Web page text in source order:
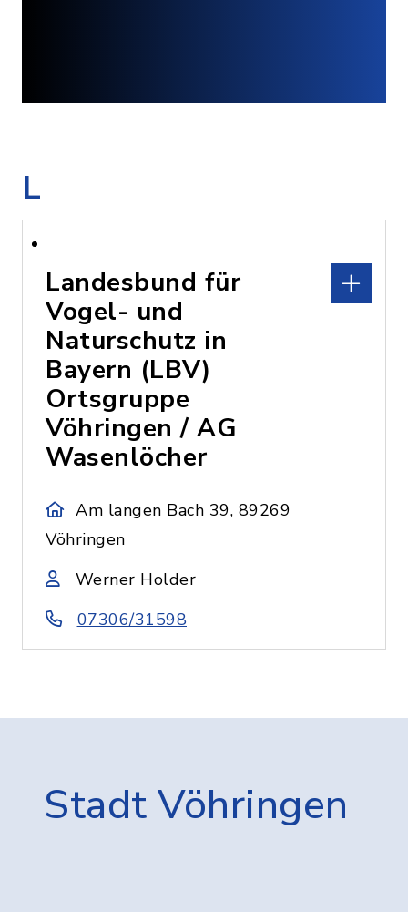
L
Landesbund für
Vogel- und
Naturschutz in
Bayern (LBV)
Ortsgruppe
Vöhringen / AG
Wasenlöcher
Am langen Bach 39, 89269
Vöhringen
Werner Holder
07306/31598
Stadt Vöhringen